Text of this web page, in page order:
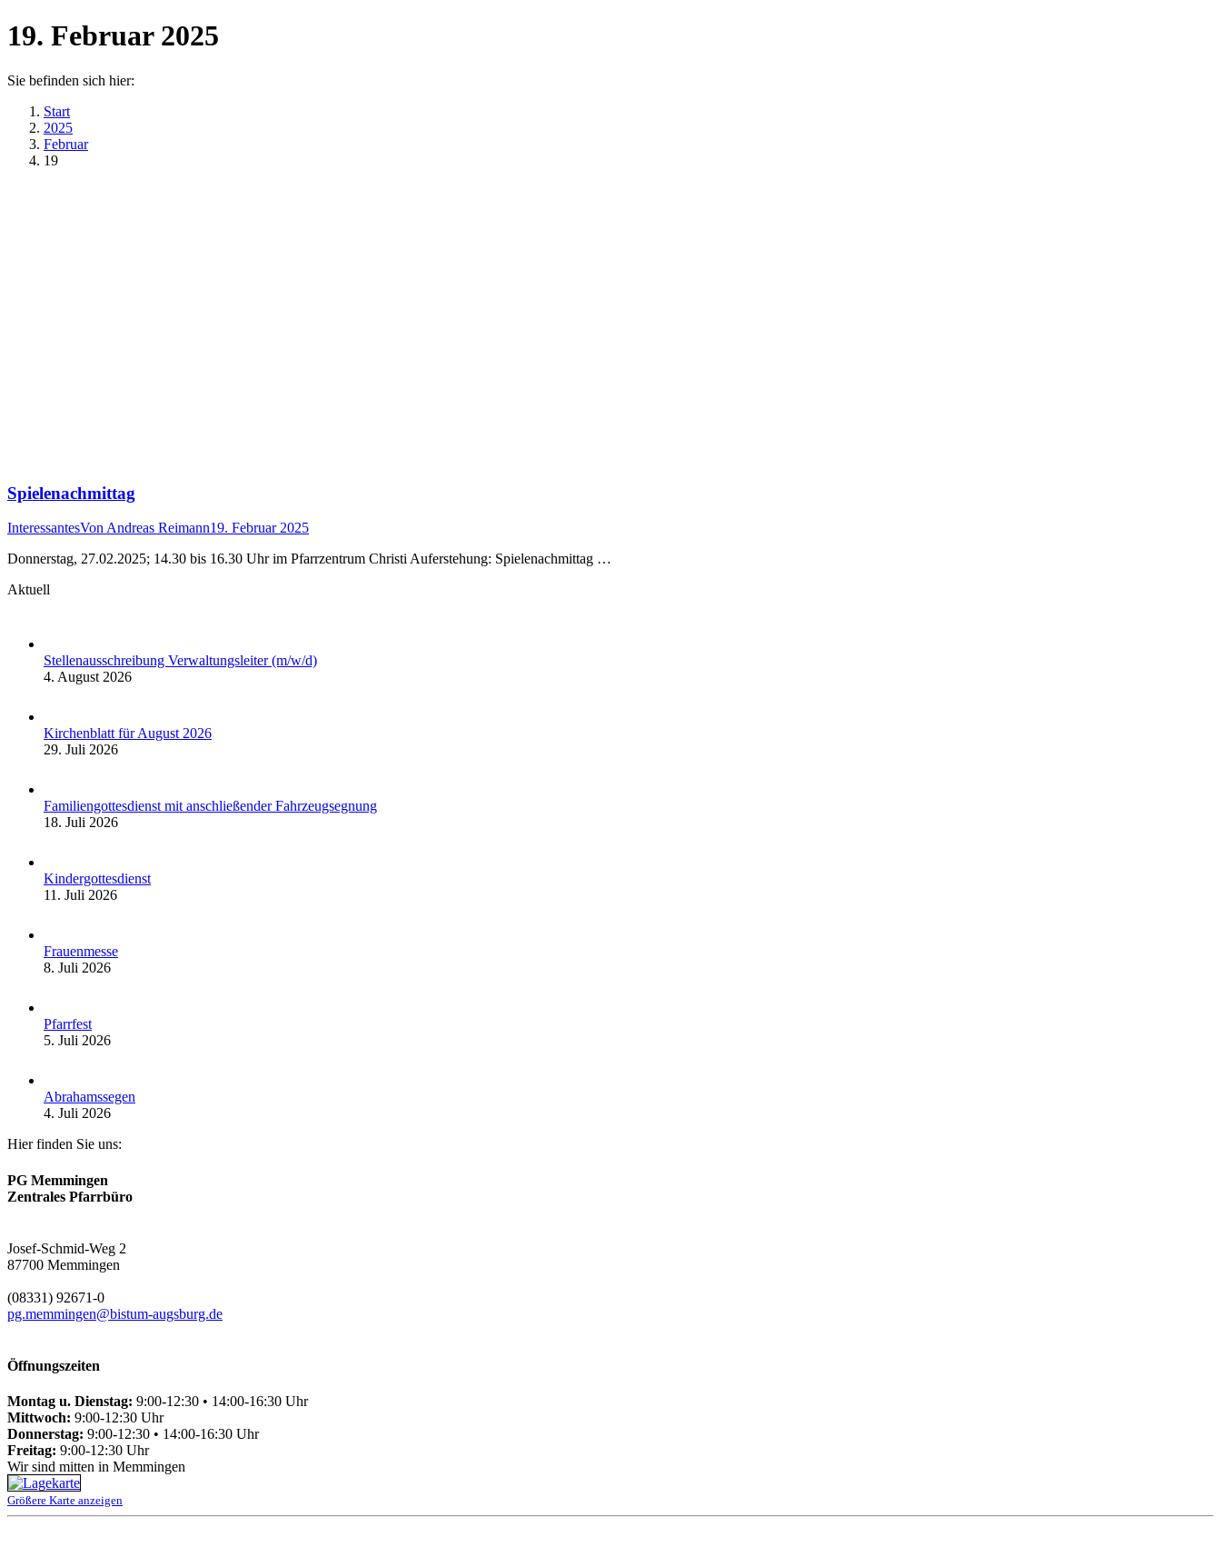
19. Februar 2025
Sie befinden sich hier:
Start
2025
Februar
19
Spielenachmittag
InteressantesVon Andreas Reimann19. Februar 2025
Donnerstag, 27.02.2025; 14.30 bis 16.30 Uhr im Pfarrzentrum Christi Auferstehung: Spielenachmittag …
Aktuell
Stellenausschreibung Verwaltungsleiter (m/w/d)
4. August 2026
Kirchenblatt für August 2026
29. Juli 2026
Familiengottesdienst mit anschließender Fahrzeugsegnung
18. Juli 2026
Kindergottesdienst
11. Juli 2026
Frauenmesse
8. Juli 2026
Pfarrfest
5. Juli 2026
Abrahamssegen
4. Juli 2026
Hier finden Sie uns:
PG Memmingen
Zentrales Pfarrbüro
Josef-Schmid-Weg 2
87700 Memmingen
(08331) 92671-0
pg.memmingen@bistum-augsburg.de
Öffnungszeiten
Montag u. Dienstag: 9:00-12:30 • 14:00-16:30 Uhr
Mittwoch: 9:00-12:30 Uhr
Donnerstag: 9:00-12:30 • 14:00-16:30 Uhr
Freitag: 9:00-12:30 Uhr
Wir sind mitten in Memmingen
Größere Karte anzeigen